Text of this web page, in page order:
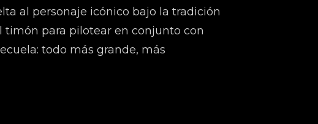
al personaje icónico bajo la tradición
timón para pilotear en conjunto con
todo más grande, más